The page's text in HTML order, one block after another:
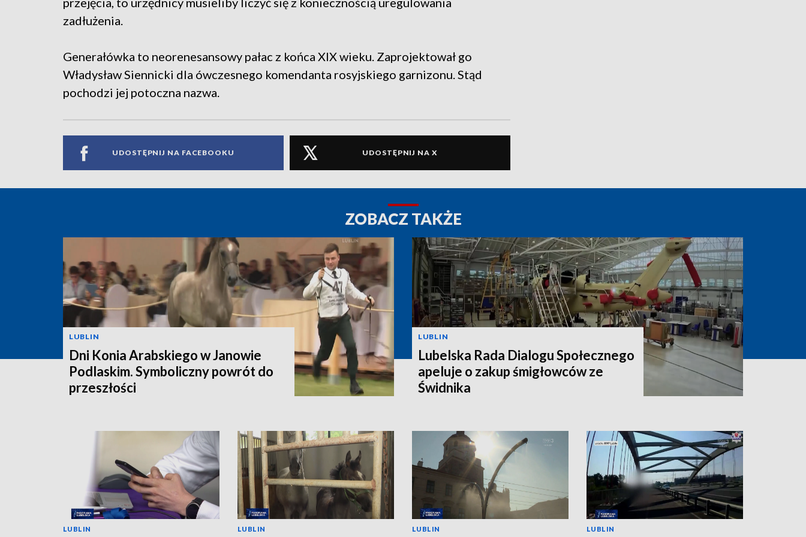
zadłużenia.
Generałówka to neorenesansowy pałac z końca XIX wieku. Zaprojektował go
Władysław Siennicki dla ówczesnego komendanta rosyjskiego garnizonu. Stąd
pochodzi jej potoczna nazwa.
UDOSTĘPNIJ NA FACEBOOKU UDOSTĘPNIJ NA X
ZOBACZ TAKŻE
LUBLIN
Dni Konia Arabskiego w Janowie
Podlaskim. Symboliczny powrót do
przeszłości
LUBLIN
Lubelska Rada Dialogu Społecznego
apeluje o zakup śmigłowców ze
Świdnika
LUBLIN LUBLIN LUBLIN LUBLIN